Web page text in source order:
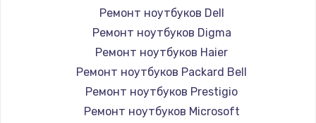
Ремонт ноутбуков Dell
Ремонт ноутбуков Digma
Ремонт ноутбуков Haier
Ремонт ноутбуков Packard Bell
Ремонт ноутбуков Prestigio
Ремонт ноутбуков Microsoft